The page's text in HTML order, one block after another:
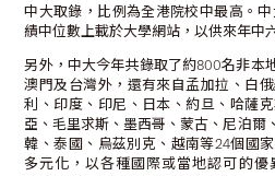
中大取錄，比例為全港院校中最高。
績中位數上載於大學網站，以供來年中
另外，中大今年共錄取了約800名非本
澳門及台灣外，還有來自孟加拉、白
利、印度、印尼、日本、約旦、哈薩
亞、毛里求斯、墨西哥、蒙古、尼泊爾
韓、泰國、烏茲別克、越南等24個國
多元化，以各種國際或當地認可的優